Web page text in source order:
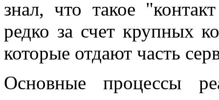
знал, что такое
редко за счет крупных
которые отдают часть
Основные процессы